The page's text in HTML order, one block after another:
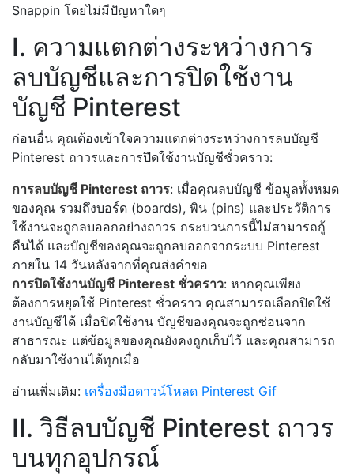
Snappin โดยไม่มีปัญหาใดๆ
I. ความแตกต่างระหว่างการ
ลบบัญชีและการปิดใช้งาน
บัญชี Pinterest
ก่อนอื่น คุณต้องเข้าใจความแตกต่างระหว่างการลบบัญชี
Pinterest ถาวรและการปิดใช้งานบัญชีชั่วคราว:
การลบบัญชี Pinterest ถาวร: เมื่อคุณลบบัญชี ข้อมูลทั้งหมด
ของคุณ รวมถึงบอร์ด (boards), พิน (pins) และประวัติการ
ใช้งานจะถูกลบออกอย่างถาวร กระบวนการนี้ไม่สามารถกู้
คืนได้ และบัญชีของคุณจะถูกลบออกจากระบบ Pinterest
ภายใน 14 วันหลังจากที่คุณส่งคำขอ
การปิดใช้งานบัญชี Pinterest ชั่วคราว: หากคุณเพียง
ต้องการหยุดใช้ Pinterest ชั่วคราว คุณสามารถเลือกปิดใช้
งานบัญชีได้ เมื่อปิดใช้งาน บัญชีของคุณจะถูกซ่อนจาก
สาธารณะ แต่ข้อมูลของคุณยังคงถูกเก็บไว้ และคุณสามารถ
กลับมาใช้งานได้ทุกเมื่อ
อ่านเพิ่มเติม: เครื่องมือดาวน์โหลด Pinterest Gif
II. วิธีลบบัญชี Pinterest ถาวร
บนทุกอุปกรณ์